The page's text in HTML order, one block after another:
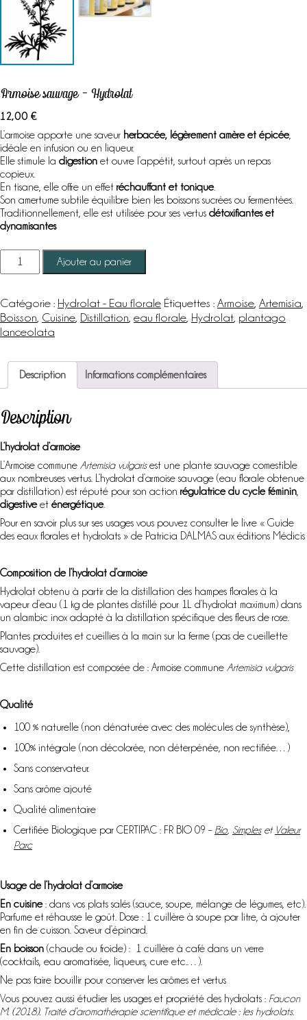
Armoise sauvage – Hydrolat
12,00 €
L’armoise apporte une saveur herbacée, légèrement amère et épicée,
idéale en infusion ou en liqueur.
Elle stimule la digestion et ouvre l’appétit, surtout après un repas
copieux.
En tisane, elle offre un effet réchauffant et tonique.
Son amertume subtile équilibre bien les boissons sucrées ou fermentées.
Traditionnellement, elle est utilisée pour ses vertus détoxifiantes et
dynamisantes
quantité
-
Hydrolat
Ajouter au panier
Catégorie : Hydrolat - Eau florale Étiquettes : Armoise Artemisia
Boisson Cuisine Distillation eau florale Hydrolat plantago
lanceolata
Description Informations complémentaires
Description
L’hydrolat d’armoise
L’Armoise commune Artemisia vulgarisest une plante sauvage comestible
aux nombreuses vertus. L’hydrolat d’armoise sauvage (eau florale obtenue
par distillation) est réputé pour son action régulatrice du cycle féminin,
digestiveet énergétique.
Pour en savoir plus sur ses usages vous pouvez consulter le livre « Guide
des eaux florales et hydrolats » de Patricia DALMAS aux éditions Médicis
Composition de l’hydrolat d’armoise
Hydrolat obtenu à partir de la distillation des hampes florales à la
vapeur d’eau (1 kg de plantes distillé pour 1L d’hydrolat maximum) dans
un alambic inox adapté à la distillation spécifique des fleurs de rose.
Plantes produites et cueillies à la main sur la ferme (pas de cueillette
sauvage).
Cette distillation est composée de : Armoise commune Artemisia vulgaris
Qualité
100 % naturelle (non dénaturée avec des molécules de synthèse),
100% intégrale (non décolorée, non déterpénée, non rectifiée…)
Sans conservateur.
Sans arôme ajouté
Qualité alimentaire
Certifiée Biologique par CERTIPAC : FR BIO 09 – Bio, Simpleset Valeur
Parc
Usage de l’hydrolat d’armoise
En cuisine: dans vos plats salés (sauce, soupe, mélange de légumes, etc).
Parfume et réhausse le goût. Dose : 1 cuillère à soupe par litre, à ajouter
en fin de cuisson. Saveur d’épinard.
En boisson (chaude ou froide) : 1 cuillère à café dans un verre
(cocktails, eau aromatisée, liqueurs, cure etc.…).
Ne pas faire bouillir pour conserver les arômes et vertus
Vous pouvez aussi étudier les usages et propriété des hydrolats : Faucon
M. (2018). Traité d’aromathérapie scientifique et médicale : les hydrolats.